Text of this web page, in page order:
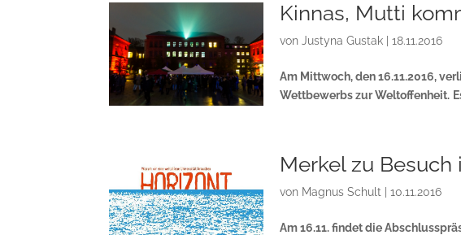
Kinnas, Mutti
vonJustyna Gustak |18.11.2016
Am Mittwoch, den 16.11.2016,
Wettbewerbs zur Weltoffenheit.
Merkel zu
von Magnus Schult |10.11.2016
Am 16.11. findet die